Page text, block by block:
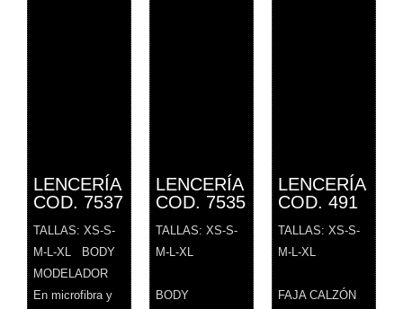
LENCERÍA
COD. 7537
TALLAS: XS-S-
M-L-XL BODY
MODELADOR
En microfibra y
LENCERÍA
COD. 7535
TALLAS: XS-S-
M-L-XL
BODY
LENCERÍA
COD. 491
TALLAS: XS-S-
M-L-XL
FAJA CALZÓN